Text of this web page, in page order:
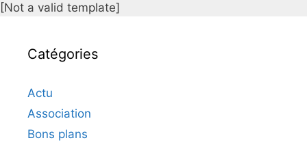
[Not a valid template]
Catégories
Actu
Association
Bons plans